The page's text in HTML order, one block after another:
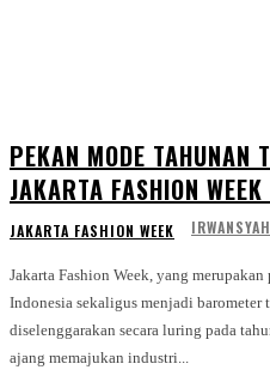
PEKAN MODE TAHUNAN
JAKARTA FASHION
JAKARTA FASHION WEEK IRWANSYAH
Jakarta Fashion Week, yang
Indonesia sekaligus menjadi barometer
diselenggarakan secara luring pada
ajang memajukan industri...